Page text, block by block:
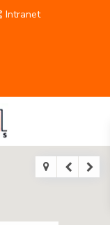
Intranet